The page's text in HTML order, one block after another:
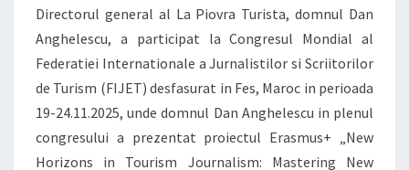
DE
TURISM (FIJET)
Directorul general al La Piovra Turista, domnul Dan
Anghelescu, a participat la Congresul Mondial al
Federatiei Internationale a Jurnalistilor si Scriitorilor
de Turism (FIJET) desfasurat in Fes, Maroc in perioada
19-24.11.2025, unde domnul Dan Anghelescu in plenul
congresului a prezentat proiectul Erasmus+ „New
Horizons in Tourism Journalism: Mastering New